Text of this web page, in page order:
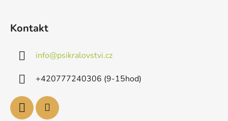
Kontakt
info@psikralovstvi.cz
+420777240306 (9-15hod)